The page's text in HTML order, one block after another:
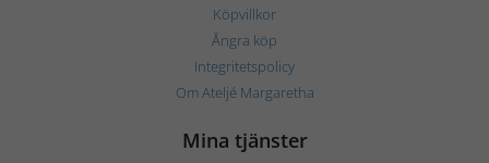
Köpvillkor
Ångra köp
Integritetspolicy
Om Ateljé Margaretha
Mina tjänster